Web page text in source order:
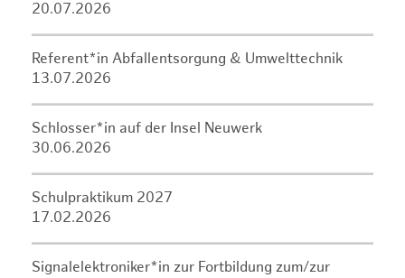
20.07.2026
Referent*in Abfallentsorgung & Umwelttechnik
13.07.2026
Schlosser*in auf der Insel Neuwerk
30.06.2026
Schulpraktikum 2027
17.02.2026
Signalelektroniker*in zur Fortbildung zum/zur